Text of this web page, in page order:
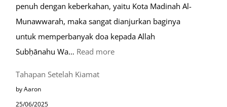
penuh dengan keberkahan, yaitu Kota Madinah Al-
Munawwarah, maka sangat dianjurkan baginya
untuk memperbanyak doa kepada Allah
Subḥānahu Wa… Read more:
Tahapan Setelah Kiamat
by Aaron
25/06/2025